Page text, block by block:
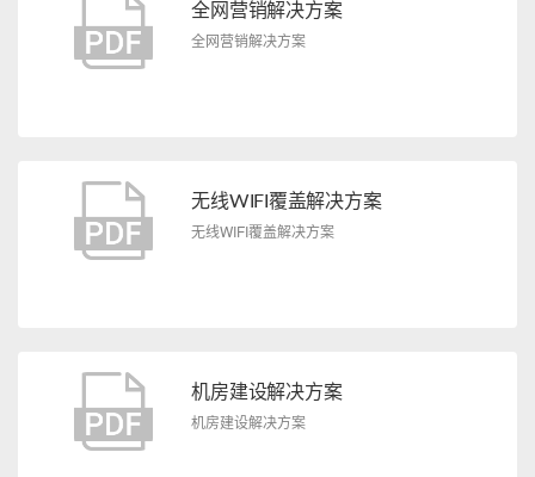
全网营销解决方案
全网营销解决方案
无线WIFI覆盖解决方案
无线WIFI覆盖解决方案
机房建设解决方案
机房建设解决方案